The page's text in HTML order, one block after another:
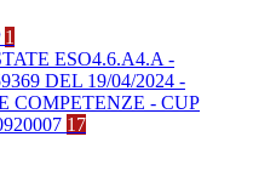
1
ESO4.6.A4.A -
DEL 19/04/2024 -
COMPETENZE - CUP
17